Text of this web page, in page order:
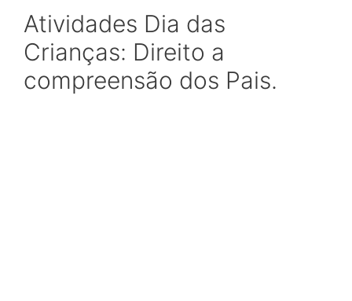
Atividades Dia das
Crianças: Direito a
compreensão dos Pais.